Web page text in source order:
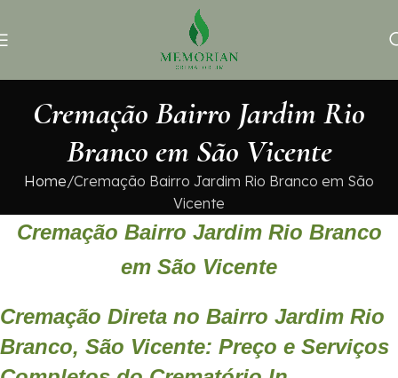
Cremação Bairro Jardim Rio
Branco em São Vicente
Home Cremação Bairro Jardim Rio Branco em São
Vicente
Cremação Bairro Jardim Rio Branco
em São Vicente
Cremação Direta no Bairro Jardim Rio
Branco, São Vicente: Preço e Serviços